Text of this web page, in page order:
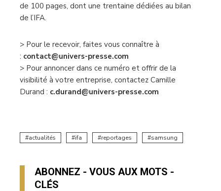
de 100 pages, dont une trentaine dédiées au bilan
de l’IFA.
> Pour le recevoir, faites vous connaître à
: contact@univers-presse.com
> Pour annoncer dans ce numéro et offrir de la
visibilité à votre entreprise, contactez Camille
Durand : c.durand@univers-presse.com
actualités ifa reportages samsung
ABONNEZ - VOUS AUX MOTS -
CLÉS